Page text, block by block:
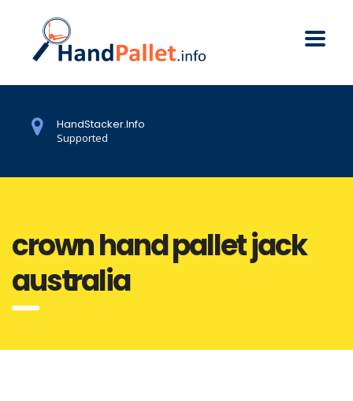
HandStacker.Info
Supported
crown hand pallet jack
australia